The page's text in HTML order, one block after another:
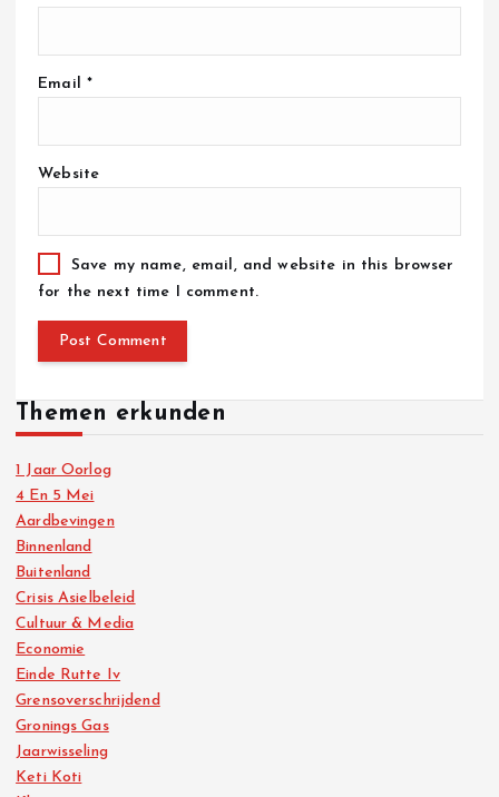
Email *
Website
Save my name, email, and website in this browser
for the next time I comment.
Themen erkunden
1 Jaar Oorlog
4 En 5 Mei
Aardbevingen
Binnenland
Buitenland
Crisis Asielbeleid
Cultuur & Media
Economie
Einde Rutte Iv
Grensoverschrijdend
Gronings Gas
Jaarwisseling
Keti Koti